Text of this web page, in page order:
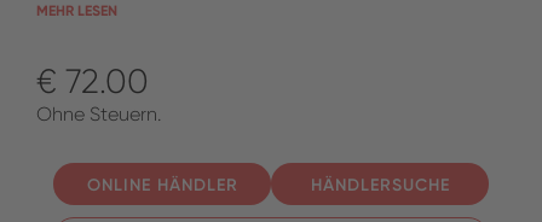
MEHR LESEN
€ 72.00
Ohne Steuern.
ONLINE HÄNDLER HÄNDLERSUCHE